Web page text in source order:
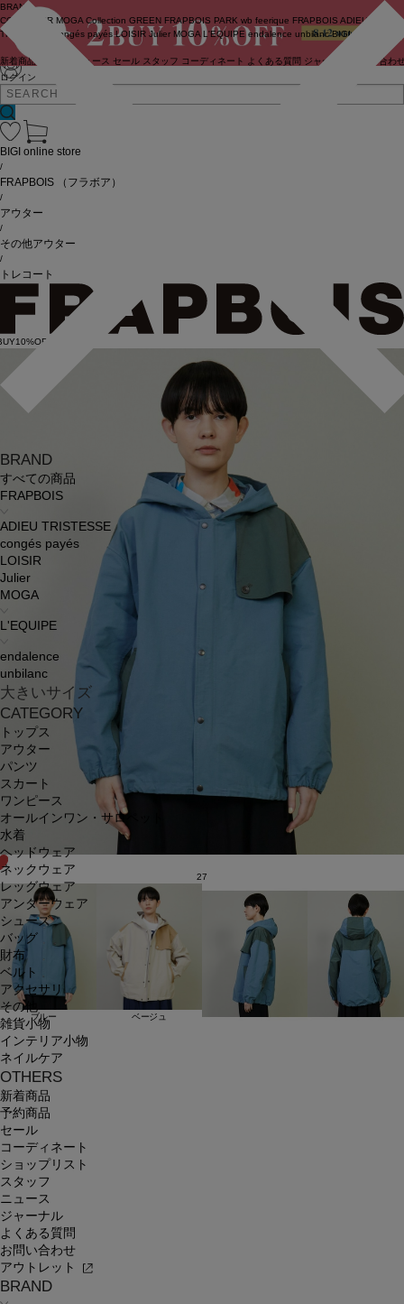
ログイン
BRAND
COUTURIER MOGA Collection GREEN FRAPBOIS PARK wb feerique FRAPBOIS ADIEU
TRISTESSE
congés payés LOISIR Julier MOGA L'EQUIPE endalence unbilanc BIGI online store
新着商品 ニュース セール スタッフ コーディネート よくある質問 ジャーナル お問い合わ
BRAND
すべての商品
FRAPBOIS
ADIEU TRISTESSE
congés payés
LOISIR
Julier
MOGA
L'EQUIPE
endalence
unbilanc
大きいサイズ
CATEGORY
トップス
アウター
パンツ
スカート
ワンピース
オールインワン・サロペット
水着
ヘッドウェア
ネックウェア
レッグウェア
アンダーウェア
シューズ
バッグ
財布
ベルト
アクセサリ
その他
雑貨小物
インテリア小物
ネイルケア
OTHERS
新着商品
予約商品
セール
コーディネート
ショップリスト
スタッフ
ニュース
ジャーナル
よくある質問
お問い合わせ
アウトレット
BRAND
BIGI online store
/
FRAPBOIS （フラボア）
/
アウター
/
その他アウター
/
トレコート
27
ブルー ベージュ